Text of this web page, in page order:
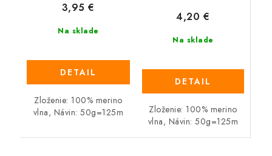
Na sklade
3,95 €
DETAIL
Zloženie: 100% merino
vlna, Návin: 50g=125m
Na sklade
4,20 €
DETAIL
Zloženie: 100% merino
vlna, Návin: 50g=125m